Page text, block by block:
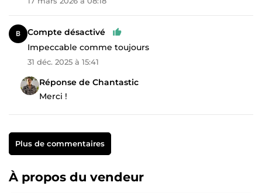
Compte désactivé
Impeccable comme toujours
31 déc. 2025 à 15:41
Réponse de Chantastic
Merci !
Plus de commentaires
À propos du vendeur